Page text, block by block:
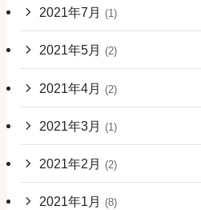
2021年7月 (1)
2021年5月 (2)
2021年4月 (2)
2021年3月 (1)
2021年2月 (2)
2021年1月 (8)